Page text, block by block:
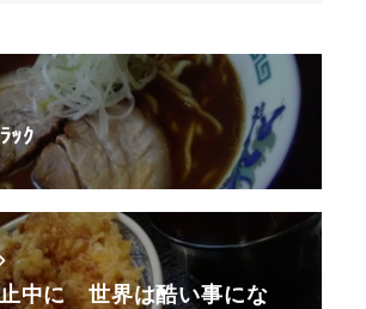
ｯｸ
中に 世界は酷い事にな